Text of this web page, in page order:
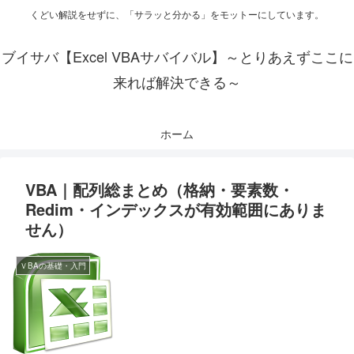
くどい解説をせずに、「サラッと分かる」をモットーにしています。
ブイサバ【Excel VBAサバイバル】～とりあえずここに
来れば解決できる～
ホーム
VBA｜配列総まとめ（格納・要素数・
Redim・インデックスが有効範囲にありま
せん）
ＶBAの基礎・入門